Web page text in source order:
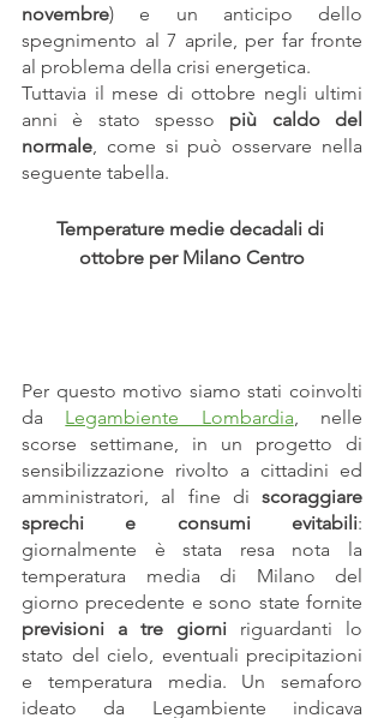
novembre) e un anticipo dello
spegnimento al 7 aprile, per far fronte
al problema della crisi energetica.
Tuttavia il mese di ottobre negli ultimi
anni è stato spesso più caldo del
normale , come si può osservare nella
seguente tabella.
Temperature medie decadali di
ottobre per Milano Centro
Per questo motivo siamo stati coinvolti
da
Legambiente Lombardia, nelle
scorse settimane, in un progetto di
sensibilizzazione rivolto a cittadini ed
amministratori, al fine di scoraggiare
sprechi e consumi evitabili:
giornalmente è stata resa nota la
temperatura media di Milano del
previsioni a tre giorni riguardanti lo
stato del cielo, eventuali precipitazioni
e temperatura media. Un semaforo
ideato da Legambiente indicava